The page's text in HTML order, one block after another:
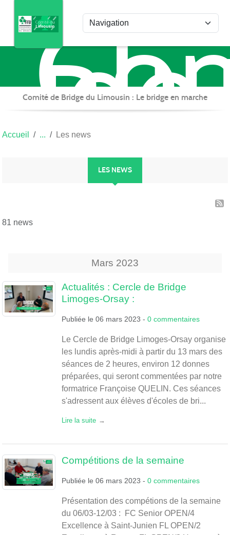
de
du
Comité de Bridge du Limousin : Le bridge en marche
Accueil Les news
LES NEWS
81 news
Mars 2023
Actualités : Cercle de Bridge
Limoges-Orsay :
Publiée le 06 mars 2023 - 0 commentaires
Le Cercle de Bridge Limoges-Orsay organise
les lundis après-midi à partir du 13 mars des
séances de 2 heures, environ 12 donnes
préparées, qui seront commentées par notre
formatrice Françoise QUELIN. Ces séances
s'adressent aux élèves d'écoles de bri...
Lire la suite
Compétitions de la semaine
Publiée le 06 mars 2023 - 0 commentaires
Présentation des compétions de la semaine
du 06/03-12/03 : FC Senior OPEN/4
Excellence à Saint-Junien FL OPEN/2